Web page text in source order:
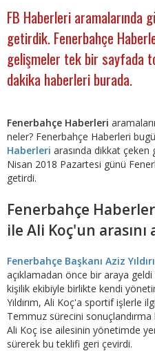
FB Haberleri aramalarında
getirdik. Fenerbahçe
gelişmeler tek bir sayfada
dakika haberleri burada.
Fenerbahçe Haberleri
neler? Fenerbahçe Haberleri
Haberleri arasında dikkat
Nisan 2018 Pazartesi günü
getirdi.
Fenerbahçe
ile Ali Koç'un
Fenerbahçe Başkanı Aziz
açıklamadan önce bir araya
kişilik ekibiyle birlikte kendi
Yıldırım, Ali Koç'a sportif işlerle
Temmuz sürecini sonuçlandırma
Ali Koç ise ailesinin yönetimde
sürerek bu teklifi geri çevirdi.